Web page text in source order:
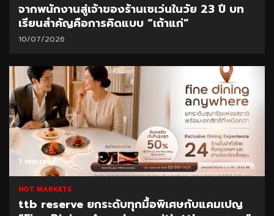
จากพนักงานสู่เจ้าของร้านเซเว่นในวัย 23 ปี บท
เรียนสำคัญคือการคิดแบบ “เถ้าแก่”
10/07/2026
1 min read
HOT MARKETS
ttb reserve ยกระดับทุกมื้อพิเศษกับแคมเปญ